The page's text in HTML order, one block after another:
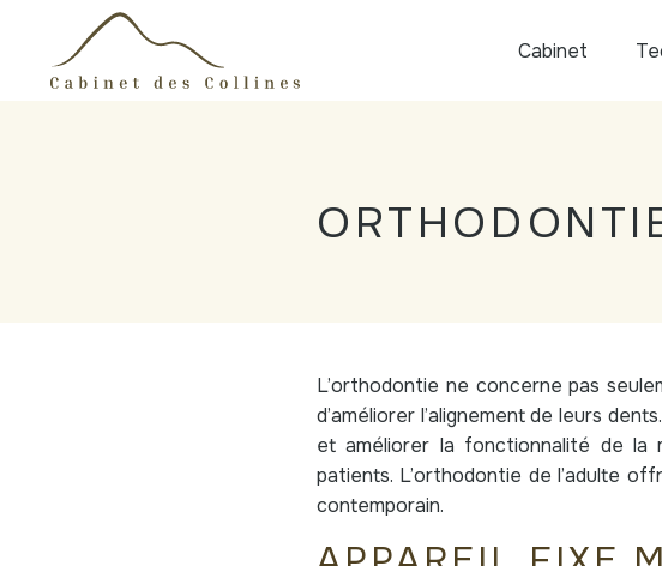
Cabinet
L’orthodontie ne concerne pas
d’améliorer l’alignement de leurs
et améliorer la fonctionnalité de la
patients. L’orthodontie de l’adulte
contemporain.